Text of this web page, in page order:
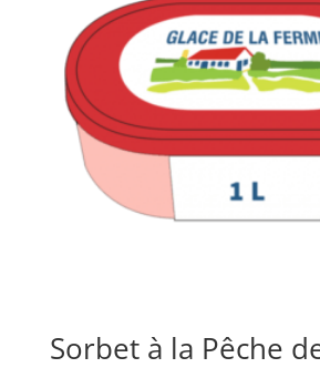
Sorbet à la Pêche